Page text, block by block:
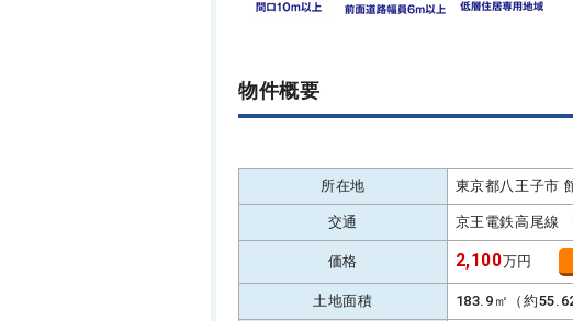
物件概要
所在地 東京都八王子市
交通 京王電鉄高尾線
価格 2,100万円
土地面積 183.9㎡（約